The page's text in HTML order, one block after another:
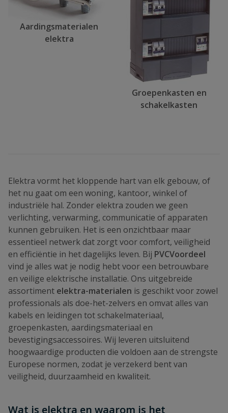
Aardingsmaterialen
elektra
Groepenkasten en
schakelkasten
Elektra vormt het kloppende hart van elk gebouw, of
het nu gaat om een woning, kantoor, winkel of
industriële hal. Zonder elektra zouden we geen
verlichting, verwarming, communicatie of apparaten
kunnen gebruiken. Het is een onzichtbaar maar
essentieel netwerk dat zorgt voor comfort, veiligheid
en efficiëntie in het dagelijks leven. Bij PVCVoordeel
vind je alles wat je nodig hebt voor een betrouwbare
en veilige elektrische installatie. Ons uitgebreide
assortiment elektra-materialen is geschikt voor zowel
professionals als doe-het-zelvers en omvat alles van
kabels en leidingen tot schakelmateriaal,
groepenkasten, aardingsmateriaal en
bevestigingsaccessoires. Wij leveren uitsluitend
hoogwaardige producten die voldoen aan de strengste
Europese normen, zodat je verzekerd bent van
veiligheid, duurzaamheid en kwaliteit.
Wat is elektra en waarom is het